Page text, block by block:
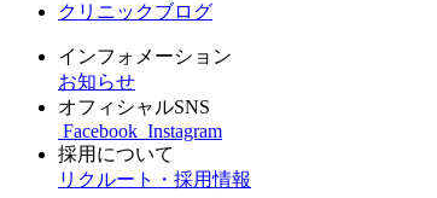
クリニックブログ
インフォメーション
お知らせ
オフィシャルSNS
Facebook Instagram
採用について
リクルート・採用情報